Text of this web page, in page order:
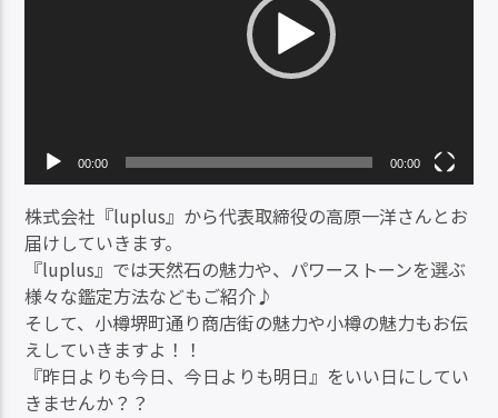
00:00 00:00
株式会社『luplus』から代表取締役の高原一洋さんとお
届けしていきます。
『luplus』では天然石の魅力や、パワーストーンを選ぶ
様々な鑑定方法などもご紹介♪
そして、小樽堺町通り商店街の魅力や小樽の魅力もお伝
えしていきますよ！！
『昨日よりも今日、今日よりも明日』をいい日にしてい
きませんか？？